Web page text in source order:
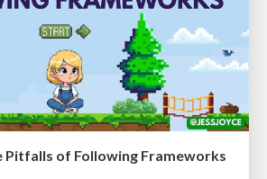
Pitfalls of Following Frameworks